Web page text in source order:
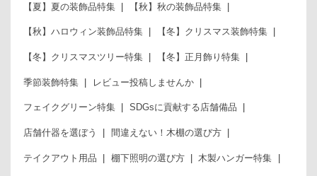
【夏】夏の装飾品特集 【秋】秋の装飾品特集
【秋】ハロウィン装飾品特集 【冬】クリスマス装飾特集
【冬】クリスマスツリー特集 【冬】正月飾り特集
季節装飾特集 レビュー投稿しませんか
フェイクグリーン特集 SDGsに貢献する店舗備品
店舗什器を選ぼう 間違えない！木棚の選び方
テイクアウト用品 棚下照明の選び方 木製ハンガー特集